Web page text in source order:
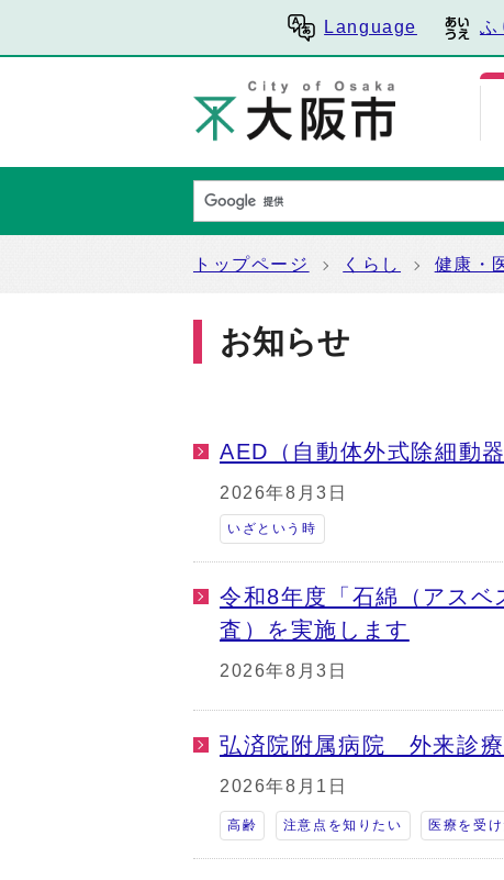
Language ふ
トップページ くらし 健康・
お知らせ
AED（自動体外式除細動
2026年8月3日
いざという時
令和8年度「石綿（アスベ
査）を実施します
2026年8月3日
弘済院附属病院 外来診療
2026年8月1日
高齢 注意点を知りたい 医療を受